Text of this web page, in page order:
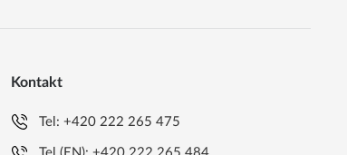
Kontakt
Tel:+420 222 265 475